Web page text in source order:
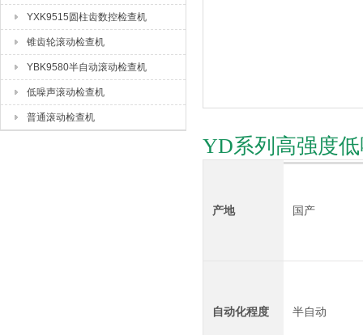
YXK9515圆柱齿数控检查机
锥齿轮滚动检查机
YBK9580半自动滚动检查机
低噪声滚动检查机
普通滚动检查机
YD系列高强度
产地 国产
自动化程度 半自动